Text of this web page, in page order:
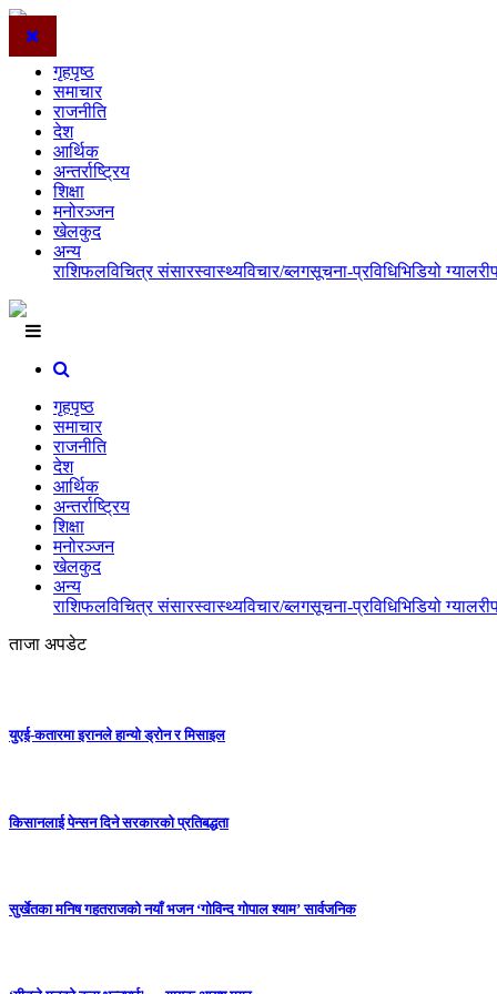
गृहपृष्ठ
समाचार
राजनीति
देश
आर्थिक
अन्तर्राष्ट्रिय
शिक्षा
मनोरञ्जन
खेलकुद
अन्य
राशिफलविचित्र संसारस्वास्थ्यविचार/ब्लगसूचना-प्रविधिभिडियो ग्यालरी
गृहपृष्ठ
समाचार
राजनीति
देश
आर्थिक
अन्तर्राष्ट्रिय
शिक्षा
मनोरञ्जन
खेलकुद
अन्य
राशिफलविचित्र संसारस्वास्थ्यविचार/ब्लगसूचना-प्रविधिभिडियो ग्यालरी
ताजा अपडेट
युएई-कतारमा इरानले हान्यो ड्रोन र मिसाइल
किसानलाई पेन्सन दिने सरकारको प्रतिबद्धता
सुर्खेतका मनिष गहतराजको नयाँ भजन ‘गोविन्द गोपाल श्याम’ सार्वजनिक